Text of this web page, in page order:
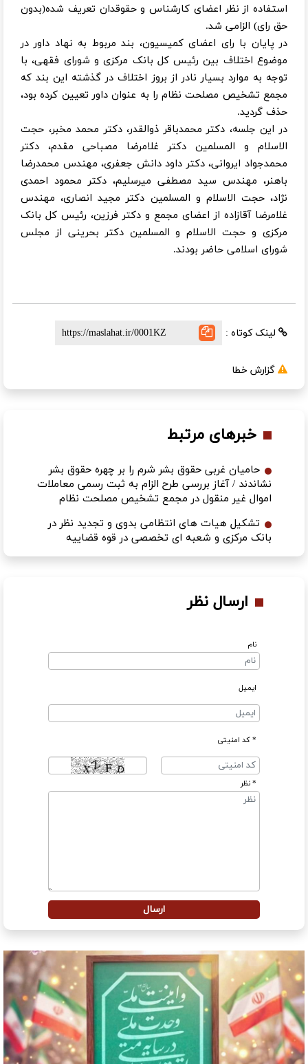
استفاده از نظر اعضای کارشناس و حقوقدان تعریف شده(بدون
حق رای) الزامی شد.
در پایان با رای اعضای کمیسیون، بند مربوط به نهاد داور در
موضوع اختلاف بین رئیس کل بانک مرکزی و شورای فقهی، با
توجه به موارد بسیار نادر از بروز اختلاف در گذشته این بند که
مجمع تشخیص مصلحت نظام را به عنوان داور تعیین کرده بود،
حذف گردید.
در این جلسه، دکتر محمدباقر ذوالقدر، دکتر محمد مخبر، حجت
الاسلام و المسلمین دکتر غلامرضا مصباحی مقدم، دکتر
محمدجواد ایروانی، دکتر داود دانش جعفری، مهندس محمدرضا
باهنر، مهندس سید مصطفی میرسلیم، دکتر محمود احمدی
نژاد، حجت الاسلام و المسلمین دکتر مجید انصاری، مهندس
غلامرضا آقازاده از اعضای مجمع و دکتر فرزین، رئیس کل بانک
مرکزی و حجت الاسلام و المسلمین دکتر بحرینی از مجلس
شورای اسلامی حاضر بودند.
لینک کوتاه :
گزارش خطا
خبرهای مرتبط
حامیان غربی حقوق بشر شرم را بر چهره حقوق بشر
نشاندند / آغاز بررسی طرح الزام به ثبت رسمی معاملات
اموال غیر منقول در مجمع تشخیص مصلحت نظام
تشکیل هیات های انتظامی بدوی و تجدید نظر در
بانک مرکزی و شعبه ای تخصصی در قوه قضاییه
ارسال نظر
نام
ایمیل
* کد امنیتی
* نظر